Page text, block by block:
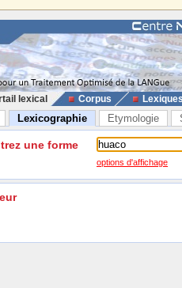
lexical Corpus
Lexicographie Etymologie
une forme
options d'affichage